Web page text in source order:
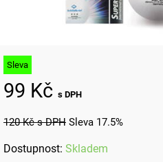
Sleva
99 Kč s DPH
120 Kčs DPH Sleva 17.5%
Dostupnost: Skladem